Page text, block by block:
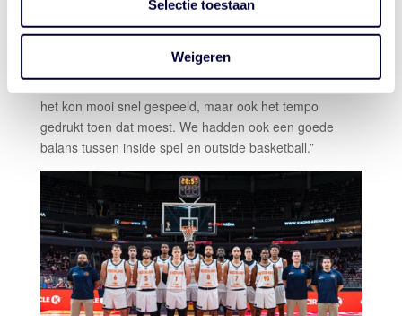
Selectie toestaan
Weigeren
court, veertig minuten lang echt slim druk gezet. We
wat andere spelers het leven behoorlijk moeilijk
gemaakt. Aanvallend hebben we op de momenten dat
het kon mooi snel gespeeld, maar ook het tempo
gedrukt toen dat moest. We hadden ook een goede
balans tussen inside spel en outside basketball.”